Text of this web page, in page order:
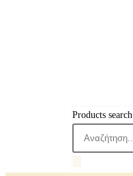
Products search